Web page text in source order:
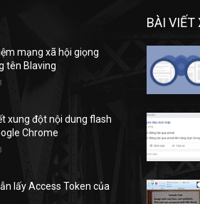
mạng xã hội giọng
tên Blaving
xung đột nội dung flash
Chrome
lấy Access Token của
BÀI VIẾT